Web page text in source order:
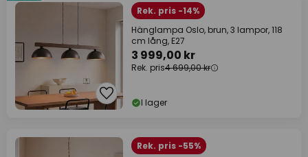
Rek. pris -14%
Hänglampa Oslo, brun, 3 lampor, 118
cm lång, E27
3 999,00 kr
Rek. pris4 699,00 kr
I lager
Rek. pris -55%